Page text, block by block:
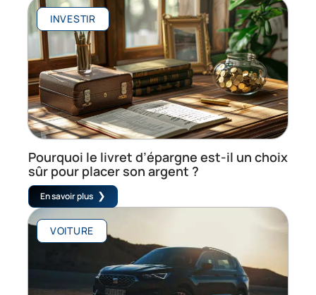
INVESTIR
Pourquoi le livret d’épargne est-il un choix
sûr pour placer son argent ?
En savoir plus
VOITURE